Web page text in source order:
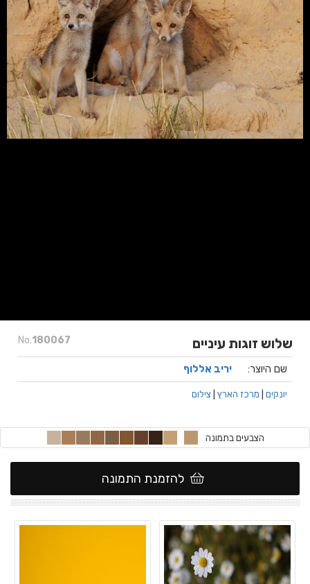
No.180067 שלוש זוגות עיניים
שם היוצר: יריב אללוף
יונקים מרכז הארץ צילום
הצבעים בתמונה
להזמנת התמונה